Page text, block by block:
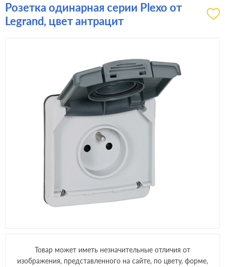
Розетка одинарная серии Plexo от
Legrand, цвет антрацит
Товар может иметь незначительные отличия от
изображения, представленного на сайте, по цвету, форме,